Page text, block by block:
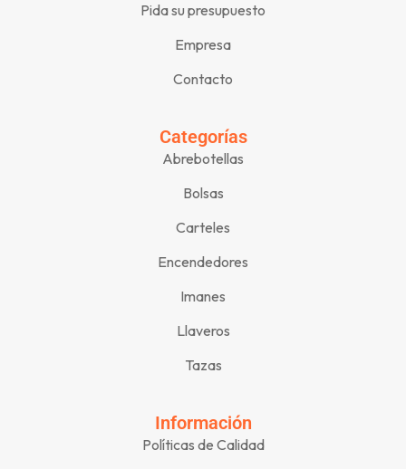
Pida su presupuesto
Empresa
Contacto
Categorías
Abrebotellas
Bolsas
Carteles
Encendedores
Imanes
Llaveros
Tazas
Información
Políticas de Calidad